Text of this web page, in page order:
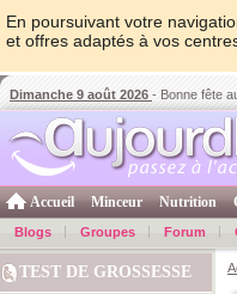
En poursuivant votre
et offres adaptés à vos
Dimanche 9 août 2026 - Bonne fête
Accueil Minceur Nutrition
Blogs Groupes Forum
TEST DE GROSSESSE